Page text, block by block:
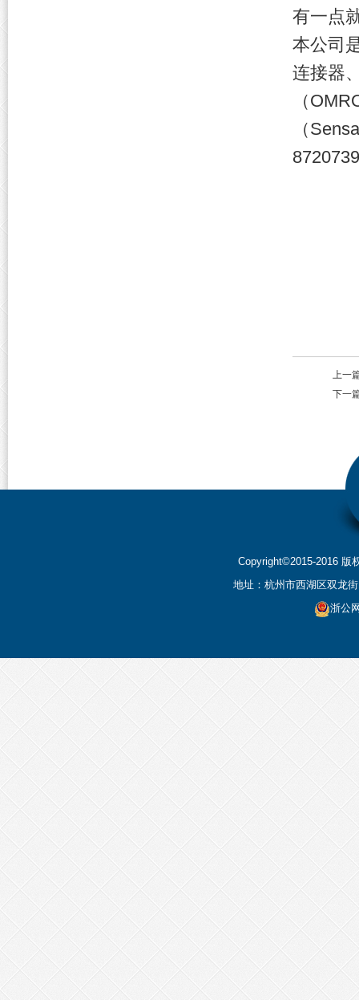
有一点
本公司
连接器
（
（
上一
下一
Copyright©2015-2016 版
地址：杭州市西湖区双龙
浙公